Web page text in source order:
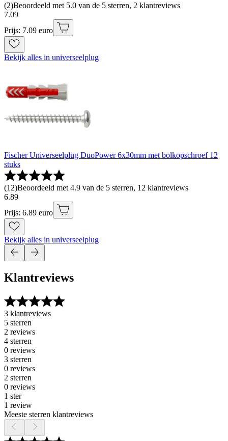
(2)Beoordeeld met 5.0 van de 5 sterren, 2 klantreviews
7.09
Prijs: 7.09 euro
Bekijk alles in universeelplug
Fischer Universeelplug DuoPower 6x30mm met bolkopschroef 12
stuks
(12)Beoordeeld met 4.9 van de 5 sterren, 12 klantreviews
6.89
Prijs: 6.89 euro
Bekijk alles in universeelplug
Klantreviews
3 klantreviews
5 sterren
2 reviews
4 sterren
0 reviews
3 sterren
0 reviews
2 sterren
0 reviews
1 ster
1 review
Meeste sterren klantreviews